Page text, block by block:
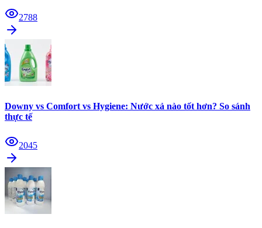
2788
Downy vs Comfort vs Hygiene: Nước xả nào tốt hơn? So sánh
thực tế
2045